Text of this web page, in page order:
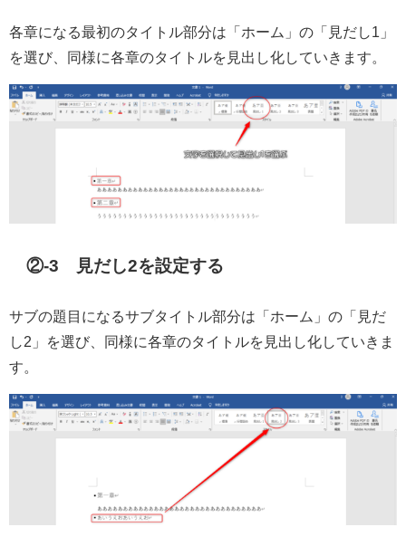
各章になる最初のタイトル部分は「ホーム」の「見だし1」
を選び、同様に各章のタイトルを見出し化していきます。
②-3 見だし2を設定する
サブの題目になるサブタイトル部分は「ホーム」の「見だ
し2」を選び、同様に各章のタイトルを見出し化していきま
す。